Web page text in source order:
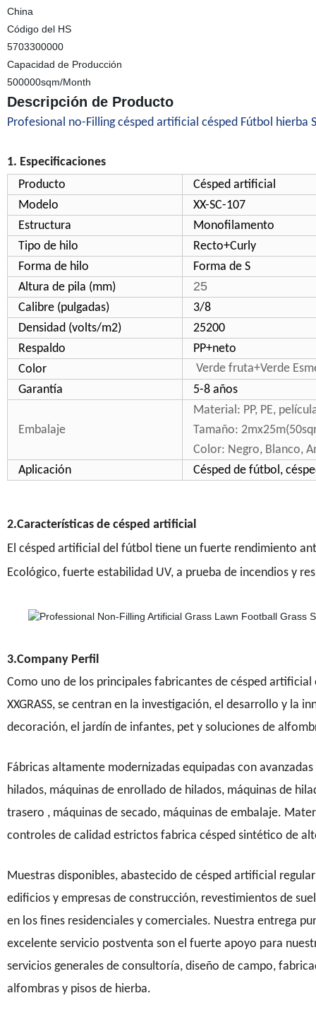
China
Código del HS
5703300000
Capacidad de Producción
500000sqm/Month
Descripción de Producto
Profesional no-Filling césped artificial césped Fútbol hierba
1. Especificaciones
Producto
Césped artificial
Modelo
XX-SC-107
Estructura
Monofilamento
Tipo de hilo
Recto+Curly
Forma de hilo
Forma de S
Altura de pila (mm)
25
Calibre (pulgadas)
3/8
Densidad (volts/m2)
25200
Respaldo
PP+neto
Color
Verde fruta+Verde
Garantía
5-8 años
Embalaje
Material: PP, PE,
Tamaño:
Color: Negro, Blanco,
Aplicación
Césped de fútbol,
2.Características de césped artificial
El césped artificial del fútbol tiene un fuerte rendimiento
Ecológico, fuerte estabilidad UV, a prueba de incendios y
3.Company Perfil
Como uno de los principales fabricantes de césped
XXGRASS, se centran en la investigación, el desarrollo y la
decoración, el jardín de infantes, pet y soluciones de
Fábricas altamente modernizadas equipadas con
hilados, máquinas de enrollado de hilados, máquinas de
trasero , máquinas de secado, máquinas de embalaje.
controles de calidad estrictos fabrica césped sintético de
Muestras disponibles, abastecido de césped artificial
edificios y empresas de construcción, revestimientos de
en los fines residenciales y comerciales. Nuestra entrega
excelente servicio postventa son el fuerte apoyo para
servicios generales de consultoría, diseño de campo,
alfombras y pisos de hierba.